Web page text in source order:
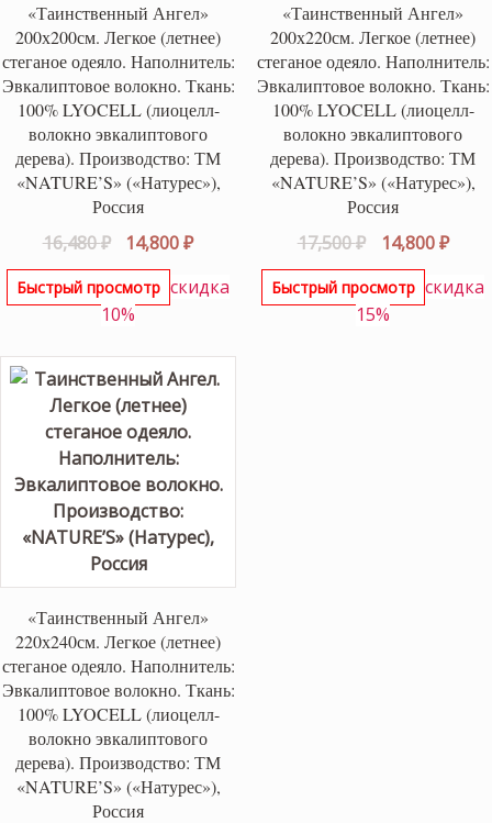
«Таинственный Ангел»
200х200см. Легкое (летнее)
стеганое одеяло. Наполнитель:
Эвкалиптовое волокно. Ткань:
100% LYOCELL (лиоцелл-
волокно эвкалиптового
дерева). Производство: ТМ
«NATURE’S» («Натурес»),
Россия
16,480₽
Первоначальная
цена
составляла
16,480 ₽.
14,800₽Текущая
14,800 ₽.
Быстрый просмотр скидка
10%
«Таинственный Ангел»
200х220см. Легкое (летнее)
стеганое одеяло. Наполнитель:
Эвкалиптовое волокно. Ткань:
100% LYOCELL (лиоцелл-
волокно эвкалиптового
дерева). Производство: ТМ
«NATURE’S» («Натурес»),
Россия
17,500₽
цена
составляла
17,500 ₽.
14,800₽
Быстрый просмотр скидка
15%
«Таинственный Ангел»
220х240см. Легкое (летнее)
стеганое одеяло. Наполнитель:
Эвкалиптовое волокно. Ткань:
100% LYOCELL (лиоцелл-
волокно эвкалиптового
дерева). Производство: ТМ
«NATURE’S» («Натурес»),
Россия